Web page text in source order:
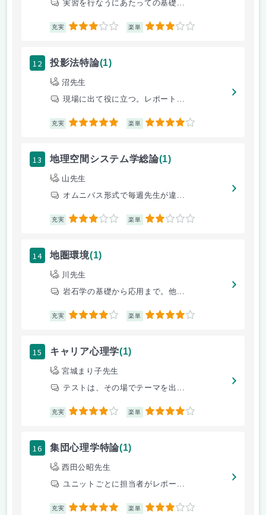
実習を行なうにあたっての基礎...
充実 3 楽単 3
12 投影法特論(1)
沼先生
現場に出て役に立つ。レポート...
充実 5 楽単 4
13 地理空間システム学総論(1)
山先生
オムニバス形式で毎週先生が違...
充実 3 楽単 2
14 地圏環境(1)
川先生
岩石学の基礎から応用まで。他...
充実 4 楽単 4
15 キャリア心理学(1)
宮城まり子先生
テストは、その場でテーマを出...
充実 4 楽単 4
16 集団心理学特論(1)
西田公昭先生
ユニットごとに担当者がレポー...
充実 5 楽単 3